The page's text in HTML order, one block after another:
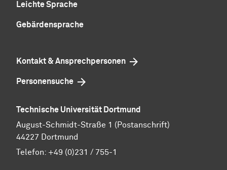
Leichte Sprache
Gebärdensprache
Kontakt & Ansprechpersonen
Personensuche
Technische Universität Dortmund
August-Schmidt-Straße 1 (Postanschrift)
44227 Dortmund
Telefon: +49 (0)231 / 755-1